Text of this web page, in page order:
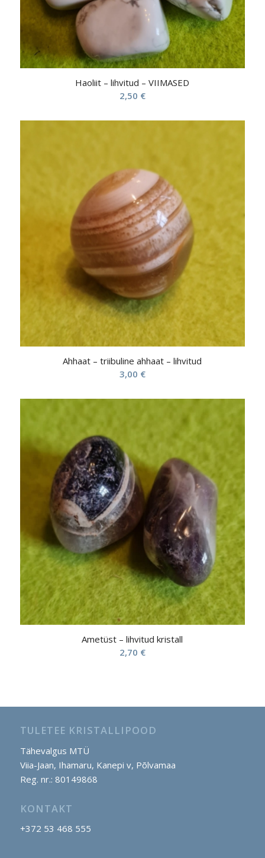
Haoliit – lihvitud – VIIMASED
2,50 €
Ahhaat – triibuline ahhaat – lihvitud
3,00 €
Ametüst – lihvitud kristall
2,70 €
TULETEE KRISTALLIPOOD
Tähevalgus MTÜ
Viia-Jaan, Ihamaru, Kanepi v, Põlvamaa
Reg. nr.: 80149868
KONTAKT
+372 53 468 555